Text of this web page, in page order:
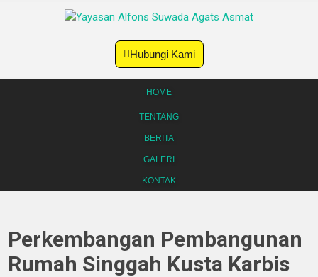
Hubungi Kami
HOME
TENTANG
BERITA
GALERI
KONTAK
Perkembangan Pembangunan
Rumah Singgah Kusta Karbis